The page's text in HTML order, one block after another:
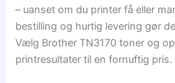
– uanset om du printer få eller
bestilling og hurtig levering gør
Vælg Brother TN3170 toner og
printresultater til en fornuftig pris.